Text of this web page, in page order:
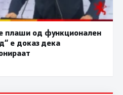
плаши од функционален
е доказ дека